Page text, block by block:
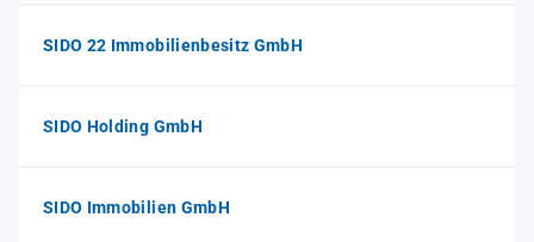
SIDO 22 Immobilienbesitz GmbH
SIDO Holding GmbH
SIDO Immobilien GmbH